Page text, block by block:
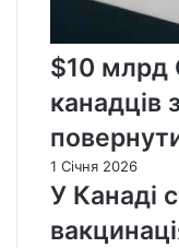
$10 млрд
канадців
1 Січня 2026
У Канаді